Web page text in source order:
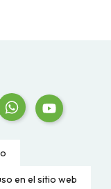
en el sitio web